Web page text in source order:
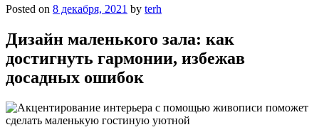
Posted on 8 декабря, 2021 by terh
Дизайн маленького зала: как
достигнуть гармонии, избежав
досадных ошибок